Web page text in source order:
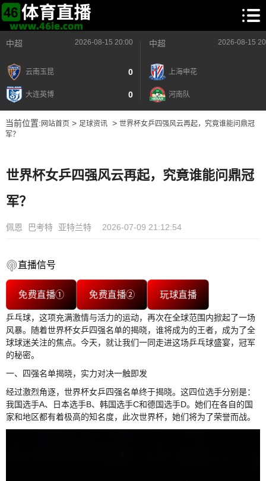
中超 2026-08-15 20:00
云南玉昆 0
大连英博 0
中超 2026-08-15
上海申花
河南队
当前位置: 网站首页> 足球资讯> 世界杯女乒四强风云再起，究竟谁能问鼎冠
军？
世界杯女乒四强风云再起，究竟谁能问鼎冠
军？
佩恩 巴考特 亚特兰特 2026-07-09 21:12:54
直播信号
免费直播① 免费直播② 玩球直播
乒乓球，这项充满激情与活力的运动，再次在全球范围内掀起了一场
风暴。随着世界杯女乒四强名单的揭晓，谁将成为的王者，成为了全
球球迷关注的焦点。今天，就让我们一同走进这场乒乓球盛宴，冠军
的秘密。
一、四强名单揭晓，实力对决一触即发
经过激烈角逐，世界杯女乒四强名单终于揭晓。这四位选手分别是：
我国选手A、日本选手B、韩国选手C和德国选手D。她们在各自的国
家和地区都有着极高的知名度，此次世界杯，她们将为了荣誉而战。